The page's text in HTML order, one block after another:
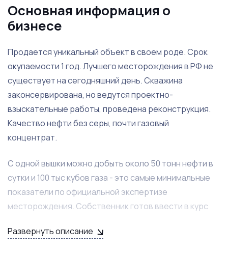
Основная информация о
бизнесе
Продается уникальный объект в своем роде. Срок
окупаемости 1 год. Лучшего месторождения в РФ не
существует на сегодняшний день. Скважина
законсервирована, но ведутся проектно-
взыскательные работы, проведена реконструкция.
Качество нефти без серы, почти газовый
концентрат.
С одной вышки можно добыть около 50 тонн нефти в
сутки и 100 тыс кубов газа - это самые минимальные
показатели по официальной экспертизе
месторождения. Собственник готов ввести в курс
консультирования, подбора команды геологов,
Развернуть описание